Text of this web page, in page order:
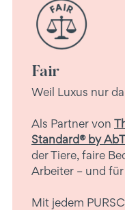
Fair
Weil Luxus nur
Als Partner von
Standard® by
der Tiere, faire
Arbeiter – und
Mit jedem